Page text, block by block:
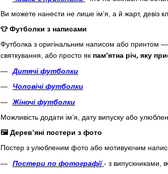
Ви можете нанести не лише ім’я, а й жарт, девіз
👕 Футболки з написами
Футболка з оригінальним написом або принтом —
святкування, або просто як пам’ятна річ, яку
Дитячі футболки
Чоловічі футболки
Жіночі футболки
Можливість додати ім’я, дату випуску або
🖼️ Дерев’яні постери з фото
Постер з улюбленим фото або мотивуючим
Постери по фотографії - з випускниками,